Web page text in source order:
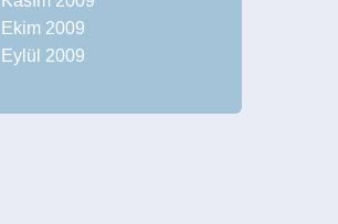
Ekim 2009
Eylül 2009